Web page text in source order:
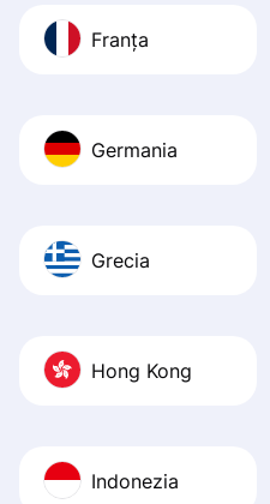
Franța
Germania
Grecia
Hong Kong
Indonezia